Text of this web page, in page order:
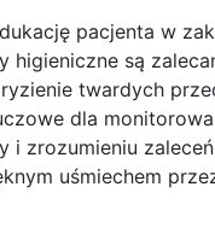
pacjenta w
są
twardych
dla
i zrozumieniu
uśmiechem